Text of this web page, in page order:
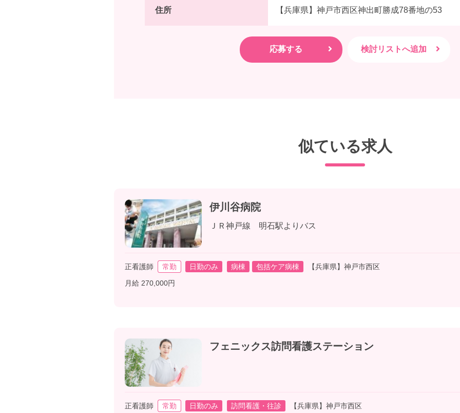
住所 【兵庫県】神戸市西区神出町勝成78番地の53
似ている求人
伊川谷病院
ＪＲ神戸線 明石駅よりバス
正看護師 常勤 日勤のみ 病棟 包括ケア病棟
【兵庫県】神戸市西区
月給 270,000円
フェニックス訪問看護ステーション
正看護師 常勤 日勤のみ 訪問看護・往診 【兵庫県】神戸市西区